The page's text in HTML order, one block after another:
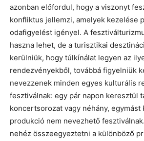
azonban előfordul, hogy a viszonyt
konfliktus jellemzi, amelyek kezelése
odafigyelést igényel. A
haszna lehet, de a turisztikai
kerülniük, hogy túlkínálat legyen az
rendezvényekből, továbbá figyelniük
nevezzenek minden egyes kulturális
fesztiválnak: egy pár napon keresztül
koncertsorozat vagy néhány, egymást
produkció nem nevezhető
nehéz összeegyeztetni a különböző